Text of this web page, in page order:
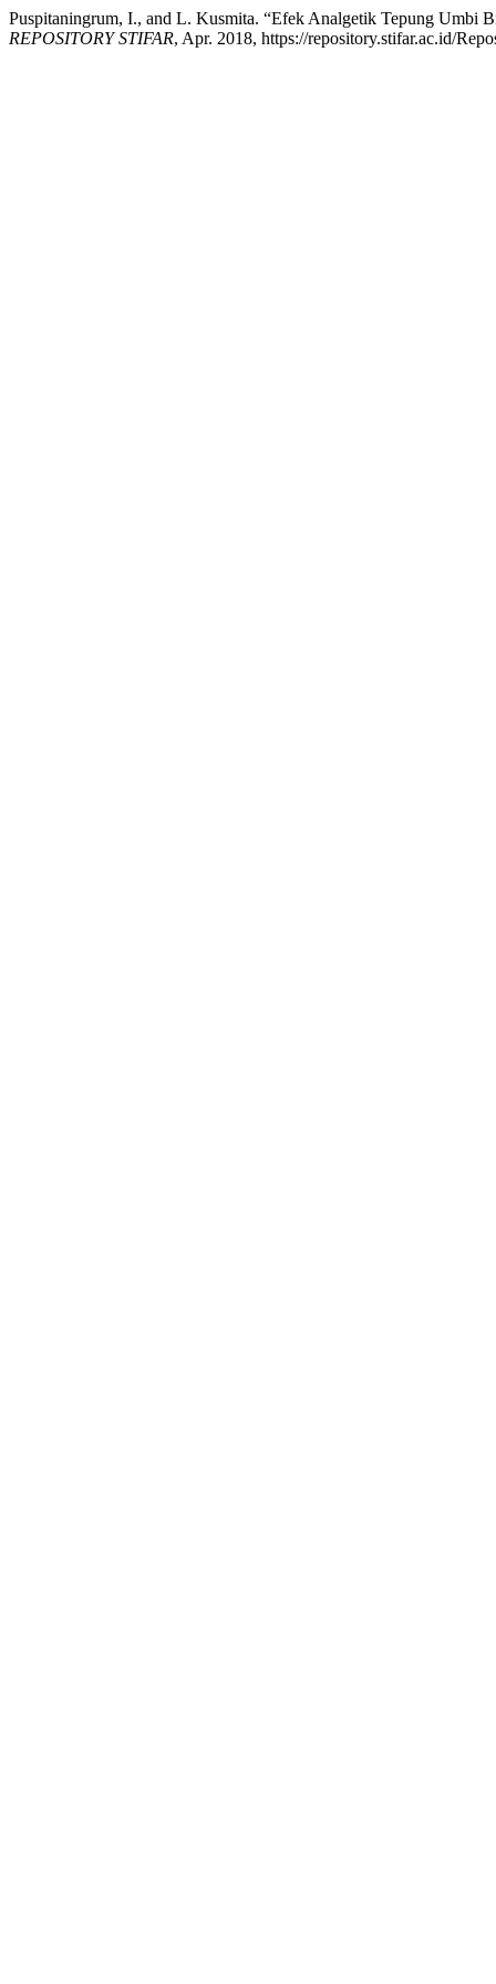
Puspitaningrum, I., and L. Kusmita. “Efek Analgetik Tepung Umbi
REPOSITORY STIFAR, Apr. 2018, https://repository.stifar.ac.id/